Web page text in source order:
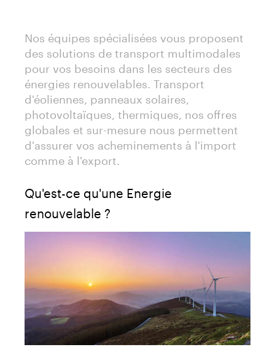
Nos équipes spécialisées vous proposent
des solutions de transport multimodales
pour vos besoins dans les secteurs des
énergies renouvelables. Transport
d'éoliennes, panneaux solaires,
photovoltaïques, thermiques, nos offres
globales et sur-mesure nous permettent
d'assurer vos acheminements à l'import
comme à l'export.
Qu'est-ce qu'une Energie
renouvelable ?